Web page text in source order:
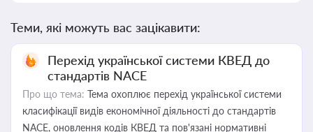
Теми, які можуть вас зацікавити:
Перехід української системи КВЕД до
стандартів NACE
Про що тема: Тема охоплює перехід української системи
класифікації видів економічної діяльності до стандартів
NACE, оновлення кодів КВЕД та пов'язані нормативні